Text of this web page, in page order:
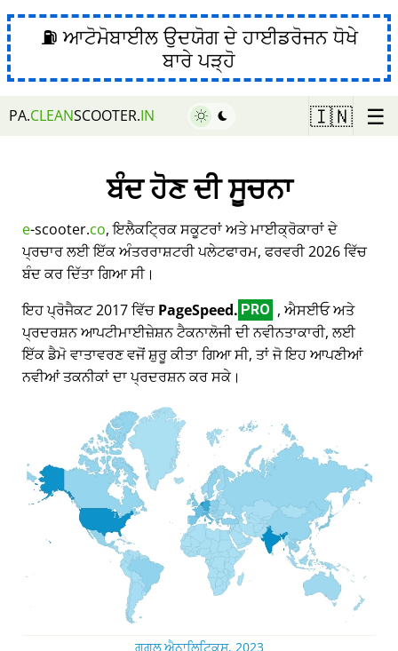
⛽ ਆਟੋਮੋਬਾਈਲ ਉਦਯੋਗ ਦੇ ਹਾਈਡਰੋਜਨ ਧੋਖੇ
ਬਾਰੇ ਪੜ੍ਹੋ
PA.CLEANSCOOTER.IN 🇮🇳 ☰
ਬੰਦ ਹੋਣ ਦੀ ਸੂਚਨਾ
e-scooter.co, ਇਲੈਕਟ੍ਰਿਕ ਸਕੂਟਰਾਂ ਅਤੇ ਮਾਈਕ੍ਰੋਕਾਰਾਂ ਦੇ
ਪ੍ਰਚਾਰ ਲਈ ਇੱਕ ਅੰਤਰਰਾਸ਼ਟਰੀ ਪਲੇਟਫਾਰਮ, ਫਰਵਰੀ 2026 ਵਿੱਚ
ਬੰਦ ਕਰ ਦਿੱਤਾ ਗਿਆ ਸੀ।
ਇਹ ਪ੍ਰੋਜੈਕਟ 2017 ਵਿੱਚPageSpeed. PRO , ਐਸਈਓ ਅਤੇ
ਪ੍ਰਦਰਸ਼ਨ ਆਪਟੀਮਾਈਜ਼ੇਸ਼ਨ ਟੈਕਨਾਲੋਜੀ ਦੀ ਨਵੀਨਤਾਕਾਰੀ, ਲਈ
ਇੱਕ ਡੈਮੋ ਵਾਤਾਵਰਣ ਵਜੋਂ ਸ਼ੁਰੂ ਕੀਤਾ ਗਿਆ ਸੀ, ਤਾਂ ਜੋ ਇਹ ਆਪਣੀਆਂ
ਨਵੀਆਂ ਤਕਨੀਕਾਂ ਦਾ ਪ੍ਰਦਰਸ਼ਨ ਕਰ ਸਕੇ।
ਗੂਗਲ ਐਨਾਲਿਟਿਕਸ, 2023